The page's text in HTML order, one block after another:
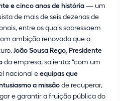
e cinco anos de história— um
de mais de seis dezenas de
entre os quais sobressaem
ambição renovada que a
João Sousa Rego, Presidente
da empresa, salienta: “com um
nacional eequipas que
a missãode recuperar,
e garantir a fruição pública do